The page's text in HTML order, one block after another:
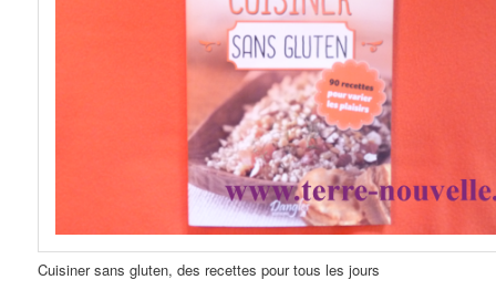
Cuisiner sans gluten, des recettes pour tous les jours